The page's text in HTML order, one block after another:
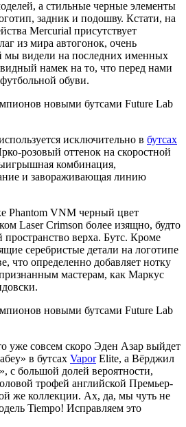
а стильные черные элементы
задник и подошву. Кстати, на
Mercurial присутствует
из мира автогонок, очень
мы видели на последних именных
намек на то, что перед нами
обуви.
исключительно в бутсах
розовый оттенок на скоростной
комбинация,
и завораживающая линию
Phantom VNM черный цвет
Laser Crimson более изящно, будто
верха. Бутс. Кроме
серебристые детали на логотипе
что определенно добавляет нотку
мастерам, как Маркус
уже совсем скоро Эден Азар выйдет
в бутсах VaporElite, а Вёрджил
с большой долей вероятности,
трофей английской Премьер-
же коллекции. Ах, да, мы чуть не
Tiempo! Исправляем это